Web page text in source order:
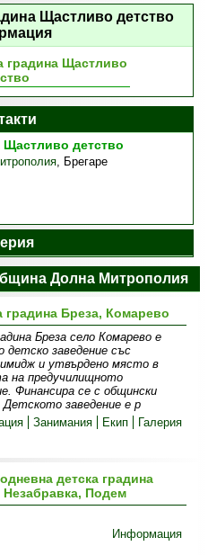
Щастливо детство
градина Щастливо
Щастливо детство
, Брегаре
Долна Митрополия
градина Бреза, Комарево
Бреза село Комарево е
детско заведение със
и утвърдено място в
на предучилищното
Финансира се с общински
Детското заведение е р
Занимания Екип Галерия
детска градина
Незабравка, Подем
Информация